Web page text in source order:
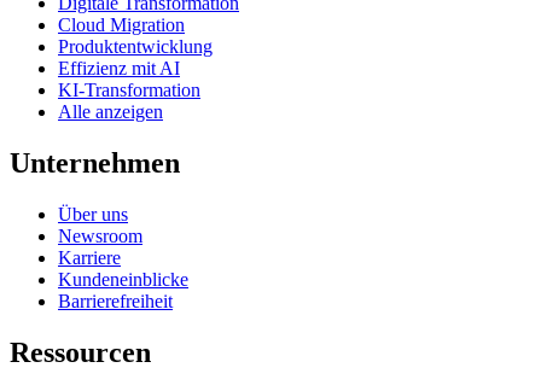
Cloud Migration
Produktentwicklung
Effizienz mit AI
KI-Transformation
Alle anzeigen
Unternehmen
Über uns
Newsroom
Karriere
Kundeneinblicke
Barrierefreiheit
Ressourcen